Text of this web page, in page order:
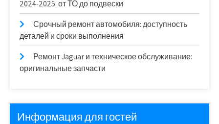
2024-2025: от ТО до подвески
Срочный ремонт автомобиля: доступность
деталей и сроки выполнения
Ремонт Jaguar и техническое обслуживание:
оригинальные запчасти
Информация для гостей